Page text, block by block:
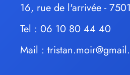
16, rue de l'arrivée -
Tel : 06 10 80 44 40
Mail :